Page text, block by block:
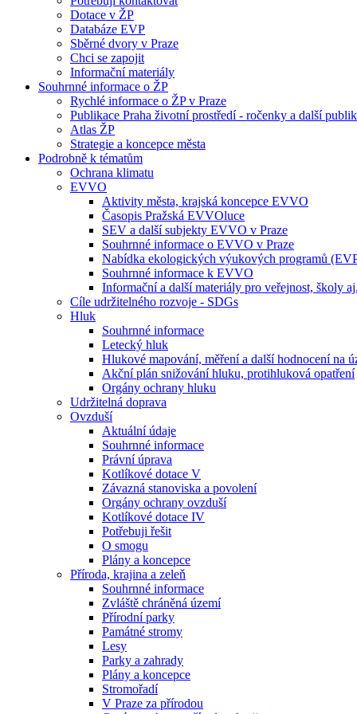
Dotace v ŽP
Databáze EVP
Sběrné dvory v Praze
Chci se zapojit
Informační materiály
Souhrnné informace o ŽP
Rychlé informace o ŽP v Praze
Publikace Praha životní prostředí - ročenky a další
Atlas ŽP
Strategie a koncepce města
Podrobně k tématům
Ochrana klimatu
EVVO
Aktivity města, krajská koncepce EVVO
Časopis Pražská EVVOluce
SEV a další subjekty EVVO v Praze
Souhrnné informace o EVVO v Praze
Nabídka ekologických výukových programů
Souhrnné informace k EVVO
Informační a další materiály pro veřejnost, školy aj.
Cíle udržitelného rozvoje - SDGs
Hluk
Souhrnné informace
Letecký hluk
Hlukové mapování, měření a další hodnocení na
Akční plán snižování hluku, protihluková opatření
Orgány ochrany hluku
Udržitelná doprava
Ovzduší
Aktuální údaje
Souhrnné informace
Právní úprava
Kotlíkové dotace V
Závazná stanoviska a povolení
Orgány ochrany ovzduší
Kotlíkové dotace IV
Potřebuji řešit
O smogu
Plány a koncepce
Příroda, krajina a zeleň
Souhrnné informace
Zvláště chráněná území
Přírodní parky
Památné stromy
Lesy
Parky a zahrady
Plány a koncepce
Stromořadí
V Praze za přírodou